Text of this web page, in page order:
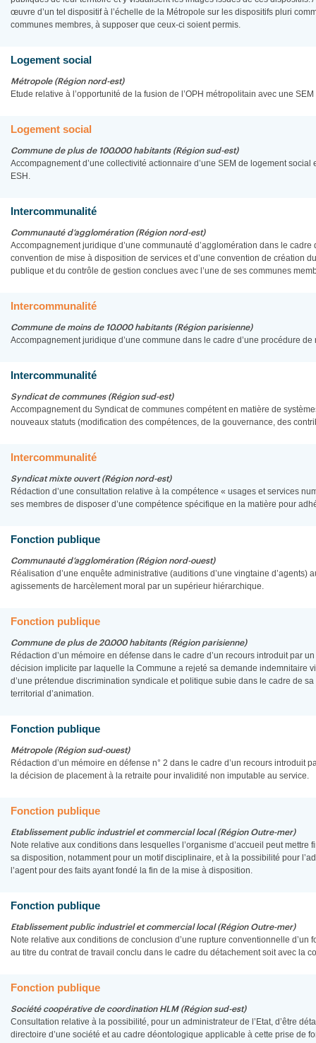
œuvre d’un tel dispositif à l’échelle de la Métropole sur les dispositifs pluri
communes membres, à supposer que ceux-ci soient permis.
Logement social
Métropole (Région nord-est)
Etude relative à l’opportunité de la fusion de l’OPH métropolitain avec une
Logement social
Commune de plus de 100.000 habitants (Région sud-est)
Accompagnement d’une collectivité actionnaire d’une SEM de logement
ESH.
Intercommunalité
Communauté d’agglomération (Région nord-est)
Accompagnement juridique d’une communauté d’agglomération dans le
convention de mise à disposition de services et d’une convention de création
publique et du contrôle de gestion conclues avec l’une de ses communes
Intercommunalité
Commune de moins de 10.000 habitants (Région parisienne)
Accompagnement juridique d’une commune dans le cadre d’une procédure
Intercommunalité
Syndicat de communes (Région sud-est)
Accompagnement du Syndicat de communes compétent en matière de
nouveaux statuts (modification des compétences, de la gouvernance, des
Intercommunalité
Syndicat mixte ouvert (Région nord-est)
Rédaction d’une consultation relative à la compétence « usages et services
ses membres de disposer d’une compétence spécifique en la matière pour
Fonction publique
Communauté d’agglomération (Région nord-ouest)
Réalisation d’une enquête administrative (auditions d’une vingtaine d’agents)
agissements de harcèlement moral par un supérieur hiérarchique.
Fonction publique
Commune de plus de 20.000 habitants (Région parisienne)
Rédaction d’un mémoire en défense dans le cadre d’un recours introduit par
décision implicite par laquelle la Commune a rejeté sa demande indemnitaire
d’une prétendue discrimination syndicale et politique subie dans le cadre de
territorial d’animation.
Fonction publique
Métropole (Région sud-ouest)
Rédaction d’un mémoire en défense n° 2 dans le cadre d’un recours introduit
la décision de placement à la retraite pour invalidité non imputable au service.
Fonction publique
Etablissement public industriel et commercial local (Région Outre-mer)
Note relative aux conditions dans lesquelles l’organisme d’accueil peut mettre
sa disposition, notamment pour un motif disciplinaire, et à la possibilité pour
l’agent pour des faits ayant fondé la fin de la mise à disposition.
Fonction publique
Etablissement public industriel et commercial local (Région Outre-mer)
Note relative aux conditions de conclusion d’une rupture conventionnelle d’un
au titre du contrat de travail conclu dans le cadre du détachement soit avec la
Fonction publique
Société coopérative de coordination HLM (Région sud-est)
Consultation relative à la possibilité, pour un administrateur de l’Etat, d’être
directoire d’une société et au cadre déontologique applicable à cette prise de